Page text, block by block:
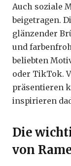
Auch soziale
beigetragen.
glänzender
und
beliebten
oder TikTok.
präsentieren
inspirieren
Die
von